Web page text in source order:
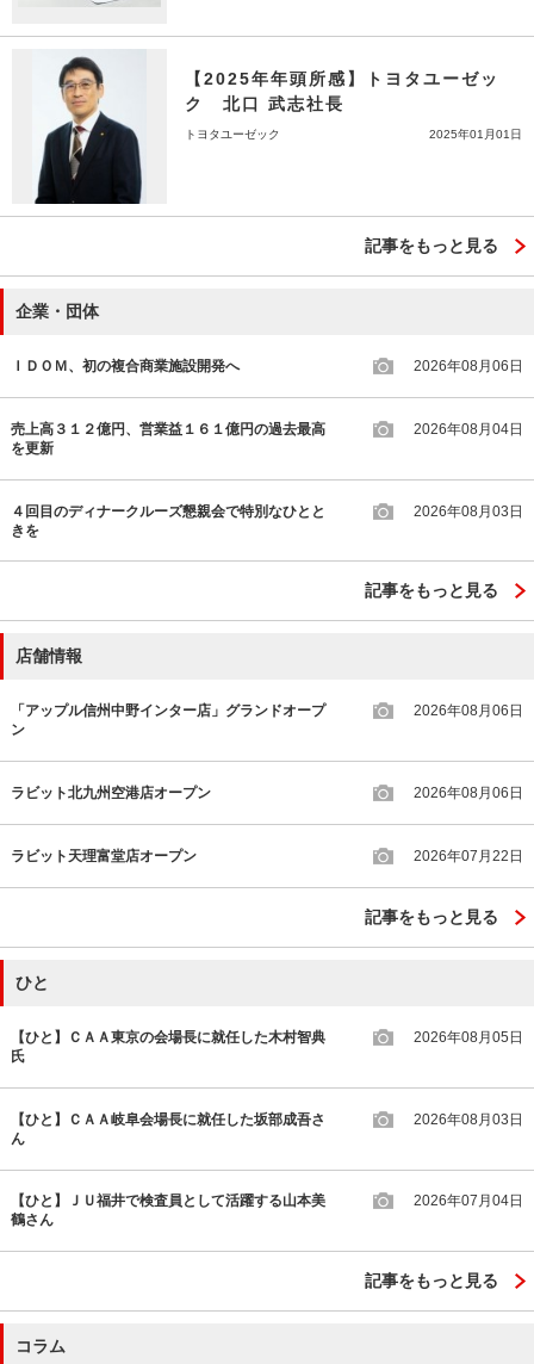
【2025年年頭所感】トヨタユーゼッ
ク 北口 武志社長
トヨタユーゼック 2025年01月01日
記事をもっと見る
企業・団体
ＩＤＯＭ、初の複合商業施設開発へ 2026年08月06日
売上高３１２億円、営業益１６１億円の過去最高
を更新
2026年08月04日
４回目のディナークルーズ懇親会で特別なひとと
きを
2026年08月03日
記事をもっと見る
店舗情報
「アップル信州中野インター店」グランドオープ
ン
2026年08月06日
ラビット北九州空港店オープン 2026年08月06日
ラビット天理富堂店オープン 2026年07月22日
記事をもっと見る
ひと
【ひと】ＣＡＡ東京の会場長に就任した木村智典
氏
2026年08月05日
【ひと】ＣＡＡ岐阜会場長に就任した坂部成吾さ
ん
2026年08月03日
【ひと】ＪＵ福井で検査員として活躍する山本美
鶴さん
2026年07月04日
記事をもっと見る
コラム